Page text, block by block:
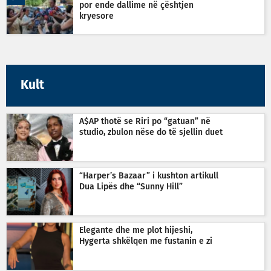
por ende dallime në çështjen
kryesore
Kult
A$AP thotë se Riri po “gatuan” në
studio, zbulon nëse do të sjellin duet
“Harper’s Bazaar” i kushton artikull
Dua Lipës dhe “Sunny Hill”
Elegante dhe me plot hijeshi,
Hygerta shkëlqen me fustanin e zi